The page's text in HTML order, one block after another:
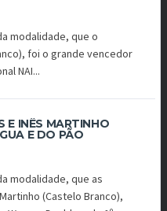
modalidade, que o
foi o grande vencedor
NAI...
E INÊS MARTINHO
E DO PÃO
modalidade, que as
(Castelo Branco),